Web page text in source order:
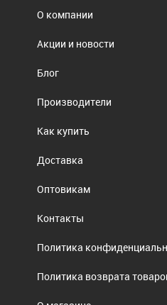
О компании
Акции и новости
Блог
Производители
Как купить
Доставка
Оптовикам
Контакты
Политика
Политика возврата